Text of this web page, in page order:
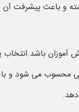
و باعث پیشرفت
آموزان
محسوب می شود و